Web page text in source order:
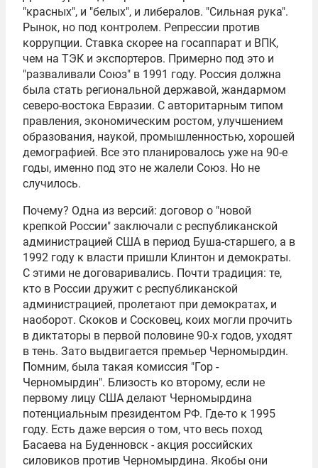
"красных", и "белых", и либералов. "Сильная рука".
Рынок, но под контролем. Репрессии против
коррупции. Ставка скорее на госаппарат и ВПК,
чем на ТЭК и экспортеров. Примерно под это и
"разваливали Союз" в 1991 году. Россия должна
была стать региональной державой, жандармом
северо-востока Евразии. С авторитарным типом
правления, экономическим ростом, улучшением
образования, наукой, промышленностью, хорошей
демографией. Все это планировалось уже на 90-е
годы, именно под это не жалели Союз. Но не
случилось.
Почему? Одна из версий: договор о "новой
крепкой России" заключали с республиканской
администрацией США в период Буша-старшего, а в
1992 году к власти пришли Клинтон и демократы.
С этими не договаривались. Почти традиция: те,
кто в России дружит с республиканской
администрацией, пролетают при демократах, и
наоборот. Скоков и Сосковец, коих могли прочить
в диктаторы в первой половине 90-х годов, уходят
в тень. Зато выдвигается премьер Черномырдин.
Помним, была такая комиссия "Гор -
Черномырдин". Близость ко второму, если не
первому лицу США делают Черномырдина
потенциальным президентом РФ. Где-то к 1995
году. Есть даже версия о том, что весь поход
Басаева на Буденновск - акция российских
силовиков против Черномырдина. Якобы они